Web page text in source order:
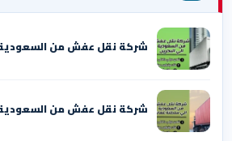
شركة نقل عفش من السعودية
شركة نقل عفش من